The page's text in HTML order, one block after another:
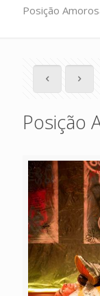
Posição
Posição